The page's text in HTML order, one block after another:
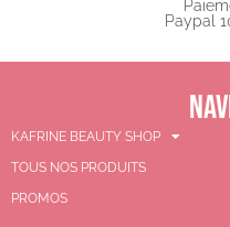
Paypal
KAFRINE BEAUTY SHOP
TOUS NOS PRODUITS
PROMOS